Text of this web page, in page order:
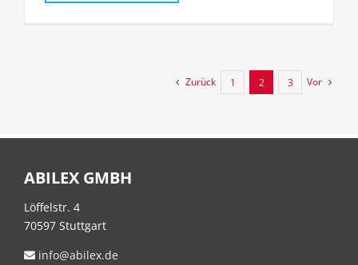
Zurück 1 2 3 Vor
ABILEX GMBH
Löffelstr. 4
70597 Stuttgart
info@abilex.de